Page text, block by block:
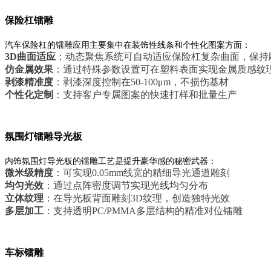
保险杠镭雕
汽车保险杠的镭雕应用主要集中在装饰性线条和个性化图案方面：
3D曲面适应 ：动态聚焦系统可自动适应保险杠复杂曲面，保
仿金属效果 ：通过特殊参数设置可在塑料表面实现金属质感纹
剥漆精准度 ：剥漆深度控制在50-100μm，不损伤基材
个性化定制 ：支持客户专属图案的快速打样和批量生产
氛围灯镭雕导光板
内饰氛围灯导光板的镭雕工艺是提升豪华感的秘密武器：
微米级精度 ：可实现0.05mm线宽的精细导光通道雕刻
均匀光效 ：通过点阵密度调节实现光线均匀分布
立体纹理 ：在导光板背面雕刻3D纹理，创造独特光效
多层加工 ：支持透明PC/PMMA多层结构的精准对位镭雕
车标镭雕